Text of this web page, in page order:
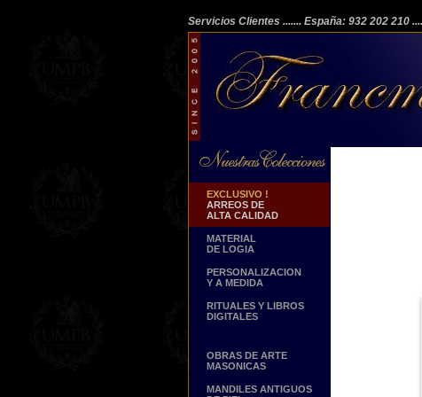
Servicios Clientes ....... España: 932 202 210
EXCLUSIVO !
ARREOS DE
ALTA CALIDAD
MATERIAL
DE LOGIA
PERSONALIZACION
Y A MEDIDA
RITUALES Y LIBROS
DIGITALES
OBRAS DE ARTE
MASONICAS
MANDILES ANTIGUOS